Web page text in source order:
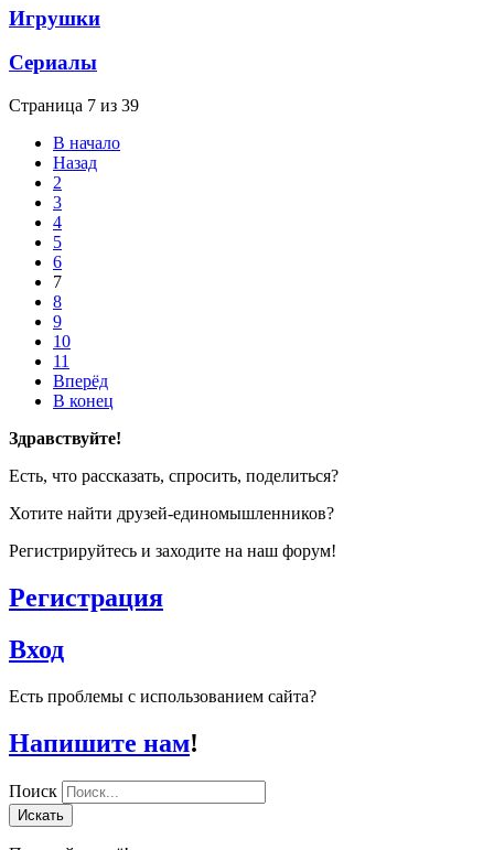
Игрушки
Сериалы
Страница 7 из 39
В начало
Назад
2
3
4
5
6
7
8
9
10
11
Вперёд
В конец
Здравствуйте!
Есть, что рассказать, спросить, поделиться?
Хотите найти друзей-единомышленников?
Регистрируйтесь и заходите на наш форум!
Регистрация
Вход
Есть проблемы с использованием сайта?
Напишите нам!
Поиск
Искать